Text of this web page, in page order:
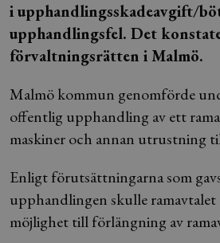
i upphandlingsskadeavgift/
upphandlingsfel. Det
förvaltningsrätten i Malmö.
Malmö kommun genomförde
offentlig upphandling av ett
maskiner och annan utrustning
Enligt förutsättningarna som
upphandlingen skulle ramavtalet
möjlighet till förlängning av